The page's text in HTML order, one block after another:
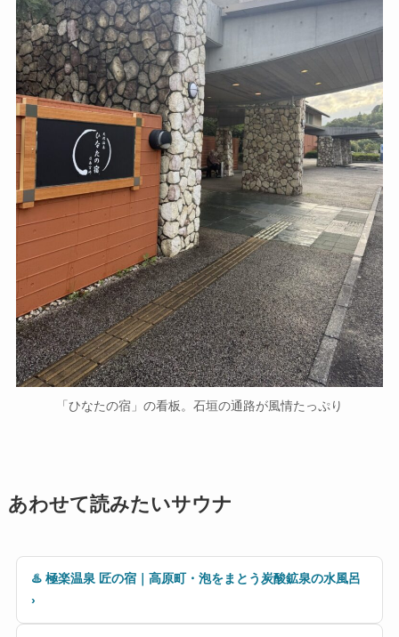
「ひなたの宿」の看板。石垣の通路が風情たっぷり
あわせて読みたいサウナ
♨️ 極楽温泉 匠の宿｜高原町・泡をまとう炭酸鉱泉の水風呂
›